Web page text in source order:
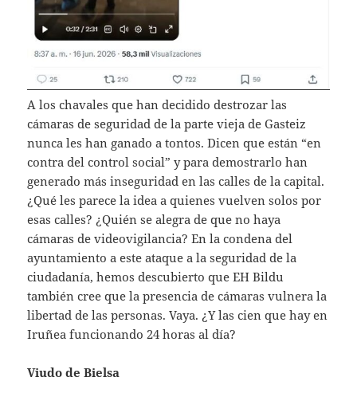
A los chavales que han decidido destrozar las
cámaras de seguridad de la parte vieja de Gasteiz
nunca les han ganado a tontos. Dicen que están “en
contra del control social” y para demostrarlo han
generado más inseguridad en las calles de la capital.
¿Qué les parece la idea a quienes vuelven solos por
esas calles? ¿Quién se alegra de que no haya
cámaras de videovigilancia? En la condena del
ayuntamiento a este ataque a la seguridad de la
ciudadanía, hemos descubierto que EH Bildu
también cree que la presencia de cámaras vulnera la
libertad de las personas. Vaya. ¿Y las cien que hay en
Iruñea funcionando 24 horas al día?
Viudo de Bielsa